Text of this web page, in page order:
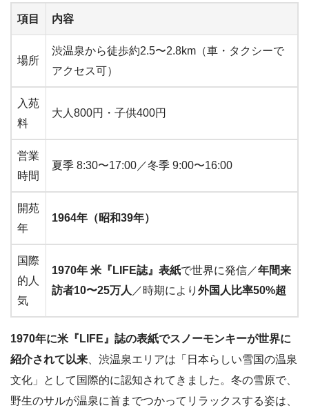
項目 内容
場所
渋温泉から徒歩約2.5〜2.8km（車・タクシーで
アクセス可）
入苑
料
大人800円・子供400円
営業
時間
夏季 8:30〜17:00／冬季 9:00〜16:00
開苑
年
1964年（昭和39年）
国際
的人
気
1970年 米『LIFE誌』表紙で世界に発信／年間来
訪者10〜25万人 ／時期により 外国人比率50%超
1970年に米『LIFE』誌の表紙でスノーモンキーが世界に
紹介されて以来、渋温泉エリアは「日本らしい雪国の温泉
文化」として国際的に認知されてきました。冬の雪原で、
野生のサルが温泉に首までつかってリラックスする姿は、